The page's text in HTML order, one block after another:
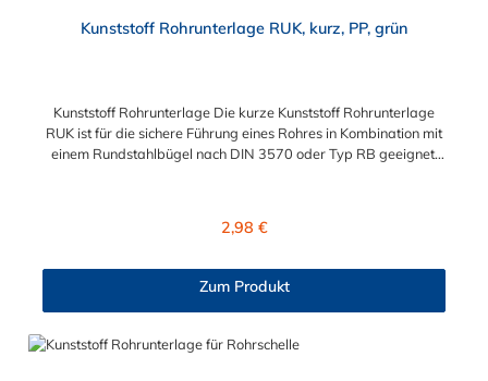
Kunststoff Rohrunterlage RUK, kurz, PP, grün
Kunststoff Rohrunterlage Die kurze Kunststoff Rohrunterlage
RUK ist für die sichere Führung eines Rohres in Kombination mit
einem Rundstahlbügel nach DIN 3570 oder Typ RB geeignet.
und klemmen.
Regulärer Preis:
2,98 €
Zum Produkt